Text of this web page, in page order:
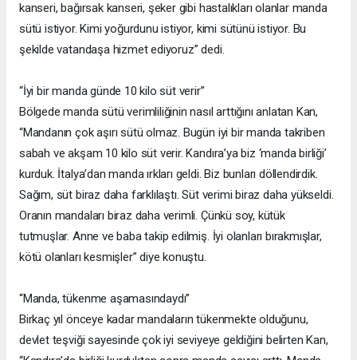
kanseri, bağırsak kanseri, şeker gibi hastalıkları olanlar manda
sütü istiyor. Kimi yoğurdunu istiyor, kimi sütünü istiyor. Bu
şekilde vatandaşa hizmet ediyoruz” dedi.
“İyi bir manda günde 10 kilo süt verir”
Bölgede manda sütü verimliliğinin nasıl arttığını anlatan Kan,
“Mandanın çok aşırı sütü olmaz. Bugün iyi bir manda takriben
sabah ve akşam 10 kilo süt verir. Kandıra’ya biz ‘manda birliği’
kurduk. İtalya’dan manda ırkları geldi. Biz bunları döllendirdik.
Sağım, süt biraz daha farklılaştı. Süt verimi biraz daha yükseldi.
Oranın mandaları biraz daha verimli. Çünkü soy, kütük
tutmuşlar. Anne ve baba takip edilmiş. İyi olanları bırakmışlar,
kötü olanları kesmişler” diye konuştu.
“Manda, tükenme aşamasındaydı”
Birkaç yıl önceye kadar mandaların tükenmekte olduğunu,
devlet teşviği sayesinde çok iyi seviyeye geldiğini belirten Kan,